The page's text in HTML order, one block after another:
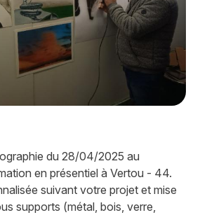
du 28/04/2025 au
en présentiel à Vertou - 44.
suivant votre projet et mise
supports (métal, bois, verre,